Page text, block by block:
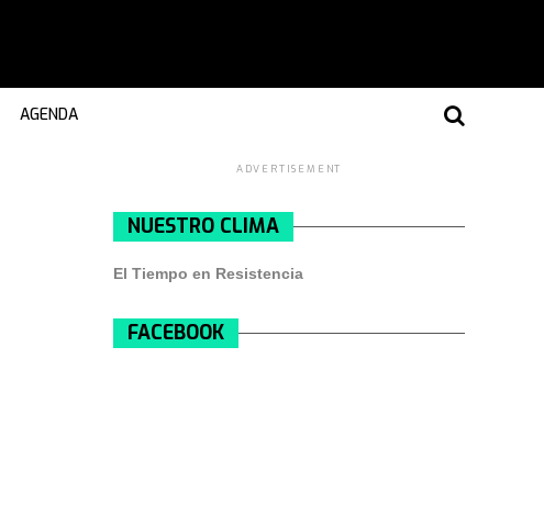
AGENDA
ADVERTISEMENT
NUESTRO CLIMA
El Tiempo en Resistencia
FACEBOOK